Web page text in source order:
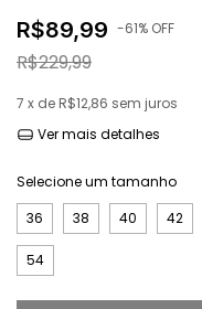
R$89,99 -61% OFF
R$229,99
7 x de R$12,86 sem juros
Ver mais detalhes
Selecione um tamanho
36
38 40 42
54